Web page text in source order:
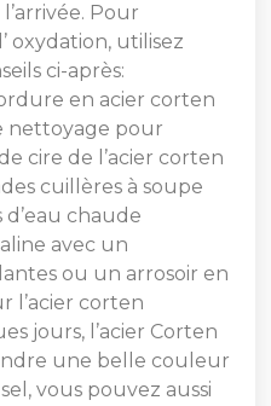
Pour
oxydation, utilisez
ci-après:
en acier corten
nettoyage pour
cire de l’acier corten
cuillères à soupe
d’eau chaude
avec un
ou un arrosoir en
l’acier corten
jours, l’acier Corten
une belle couleur
vous pouvez aussi